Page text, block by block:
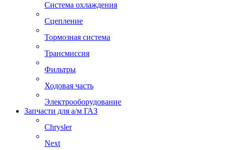
Система охлаждения
Сцепление
Тормозная система
Трансмиссия
Фильтры
Ходовая часть
Электрооборудование
Запчасти для а/м ГАЗ
Chrysler
Next